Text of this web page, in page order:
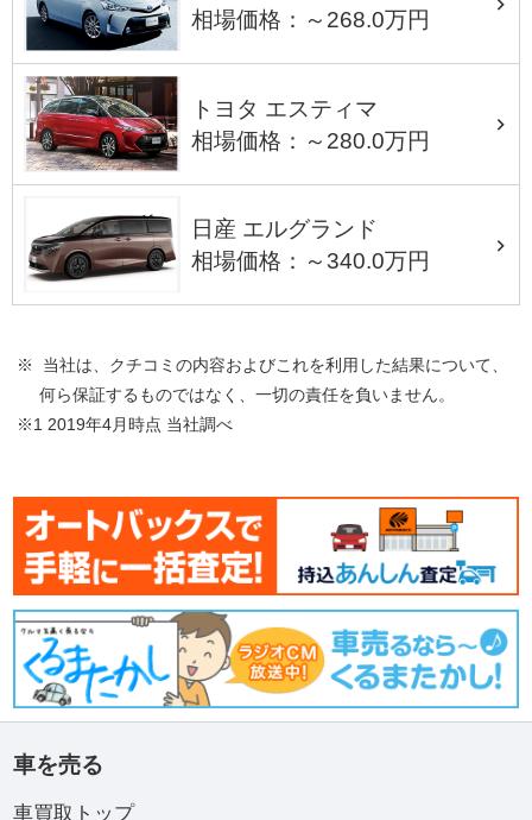
相場価格：～268.0万円
トヨタ エスティマ
相場価格：～280.0万円
日産 エルグランド
相場価格：～340.0万円
※ 当社は、クチコミの内容およびこれを利用した結果について、
何ら保証するものではなく、一切の責任を負いません。
※1 2019年4月時点 当社調べ
車を売る
車買取トップ